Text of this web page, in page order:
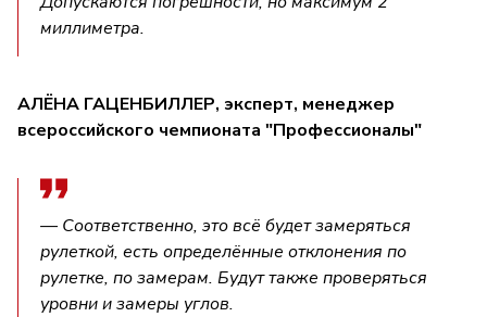
миллиметра.
АЛЁНА ГАЦЕНБИЛЛЕР, эксперт, менеджер
всероссийского чемпионата "Профессионалы"
— Соответственно, это всё будет замеряться
рулеткой, есть определённые отклонения по
рулетке, по замерам. Будут также проверяться
уровни и замеры углов.